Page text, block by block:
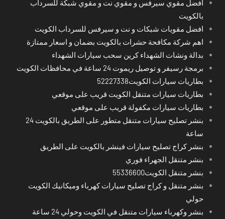
افضل مقوي سيرفس و مقوي نت و مقوي شبكة للسرداب
بالكويت
افضل مقويات شبكات و نت و سيرفس للسرداب الكويت
اهم شركة مكافحة حشرات بالكويت بضمان و اسعار ممتازة
بدالة ونشات الشهداء كرين سحب سيارات الشهداء
برمجة رسيفر و توصيل ريموت 24 ساعة في محافظات الكويت
بطاريات سيارات الكويت52227338
بطاريات سيارات متنقل الكويت قريب على موقعي
بطاريات سيارات مكفولة قريب على موقعي
بنشر تصليح سيارات متنقل متطور على الطريق بالكويت 24
ساعة
بنشر كراج تصليح سيارات فينشر بالكويت على الطريق
بنشر متنقل الجهراء فوري
بنشر متنقل الكويت55336600
بنشر متنقل و كراج تصليح سيارات كهرباء وميكانيك الكويت
حولي
بنشر وكهرباء سيارات متنقل في الكويت وحولي 24 ساعة